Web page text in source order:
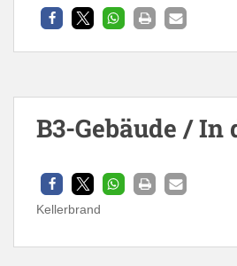
B3-Gebäude / In
Kellerbrand